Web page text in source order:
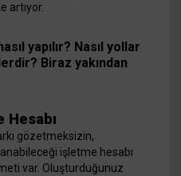
artıyor.
yapılır? Nasıl yollar
Biraz yakından
Hesabı
gözetmeksizin,
işletme hesabı
var. Oluşturduğunuz